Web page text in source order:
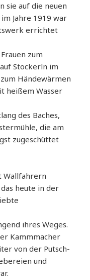
sie auf die neuen
Jahre 1919 war
errichtet
zum
Stockerln im
Händewärmen
heißem Wasser
des Baches,
die am
zugeschüttet
Wallfahrern
heute in der
ihres Weges.
Kammmacher
von der Putsch-
und